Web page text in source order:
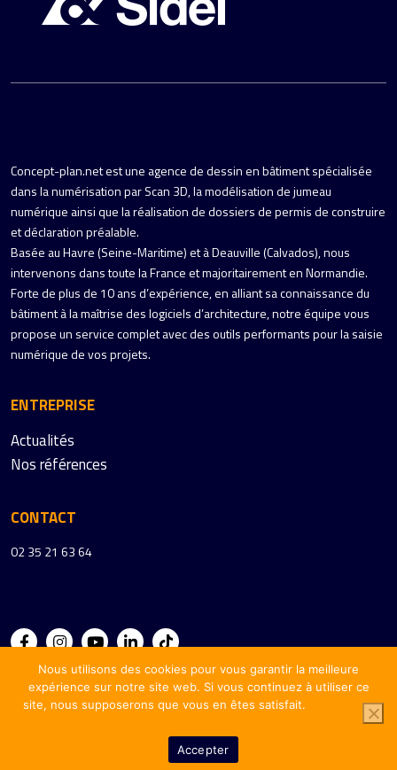
Concept-plan.net est une agence de dessin en bâtiment spécialisée
dans la numérisation par Scan 3D, la modélisation de jumeau
numérique ainsi que la réalisation de dossiers de permis de construire
et déclaration préalable.
Basée au Havre (Seine-Maritime) et à Deauville (Calvados), nous
intervenons dans toute la France et majoritairement en Normandie.
Forte de plus de 10 ans d’expérience, en alliant sa connaissance du
bâtiment à la maîtrise des logiciels d’architecture, notre équipe vous
propose un service complet avec des outils performants pour la saisie
numérique de vos projets.
ENTREPRISE
Actualités
Nos références
CONTACT
02 35 21 63 64
Mentions légales CPV CGV
Nous utilisons des cookies pour vous garantir la meilleure
expérience sur notre site web. Si vous continuez à utiliser ce
site, nous supposerons que vous en êtes satisfait.
Politique de
Accepter